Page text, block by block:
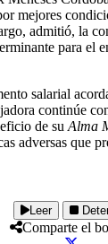
mejores
admitió, la
para el
salarial
continúe
de su Alma
adversas que
Leer
Comparte el